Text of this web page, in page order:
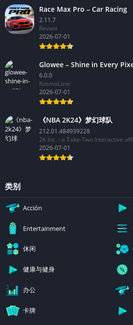
Race Max Pro – Car Racing
2.11.7
Revani
2026-07-01
Glowee – Shine in Every
6.0.0
KosmoLizer
2026-07-01
《NBA 2K24》梦幻球队
212.01.484939228
2K Inc. - a Take-Two Interactive
2026-07-01
类别
Acción
Entertainment
休闲
健康与健身
办公
卡牌